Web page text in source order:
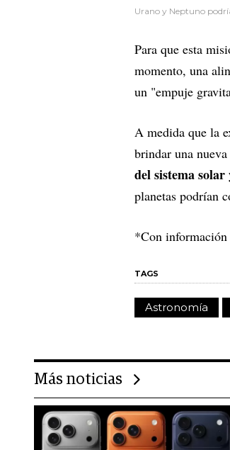
Urano y Neptuno
Para que esta
momento, una
un "empuje
A medida que la
brindar una
del sistema
planetas podrían
*Con información
TAGS
Astronomía
Más noticias